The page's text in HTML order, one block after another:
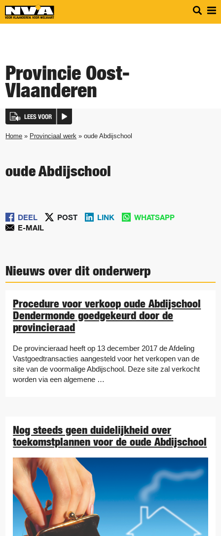
Provincie Oost-
Vlaanderen
LEES VOOR
Home » Provinciaal werk » oude Abdijschool
oude Abdijschool
DEEL POST LINK
WHATSAPP
E-MAIL
Nieuws over dit onderwerp
Procedure voor verkoop oude Abdijschool
Dendermonde goedgekeurd door de
provincieraad
De provincieraad heeft op 13 december 2017 de Afdeling
Vastgoedtransacties aangesteld voor het verkopen van de
site van de voormalige Abdijschool. Deze site zal verkocht
worden via een algemene …
Nog steeds geen duidelijkheid over
toekomstplannen voor de oude Abdijschool